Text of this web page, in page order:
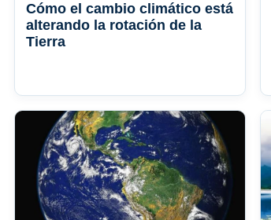
Cómo el cambio climático está
alterando la rotación de la
Tierra